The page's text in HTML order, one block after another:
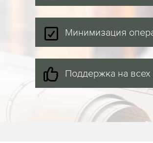
Минимизация
Поддержка на всех